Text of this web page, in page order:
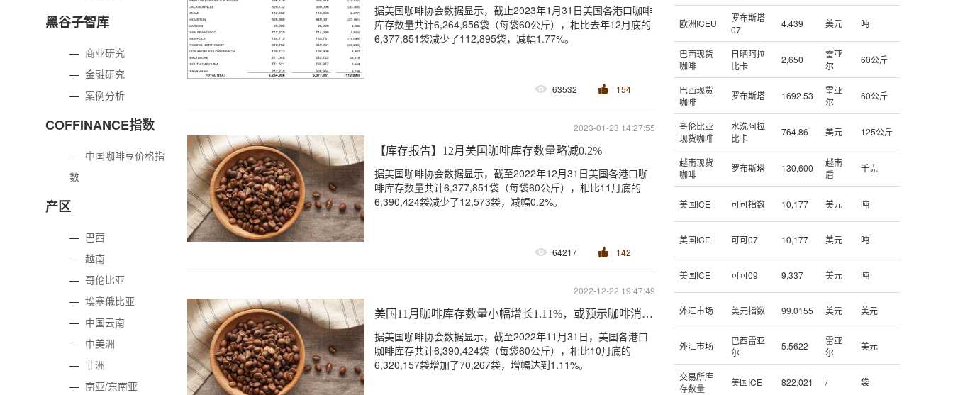
黑谷子智库
— 商业研究
—金融研究
—案例分析
COFFINANCE指数
— 中国咖啡豆价格指
数
产区
— 巴西
—越南
—哥伦比亚
—埃塞俄比亚
— 中国云南
— 中美洲
—非洲
—南亚/东南亚
据美国咖啡协会数据显示，截止2023年1月31日美国各港口咖啡
库存数量共计6,264,956袋（每袋60公斤），相比去年12月底的
6,377,851袋减少了112,895袋，减幅1.77%。
63532 154
2023-01-23 14:27:55
【库存报告】12月美国咖啡库存数量略减0.2%
据美国咖啡协会数据显示，截至2022年12月31日美国各港口咖
啡库存数量共计6,377,851袋（每袋60公斤），相比11月底的
6,390,424袋减少了12,573袋，减幅0.2%。
64217 142
2022-12-22 19:47:49
美国11月咖啡库存数量小幅增长1.11%，或预示咖啡消费需求出现疲软
据美国咖啡协会数据显示，截至2022年11月31日，美国各港口
咖啡库存共计6,390,424袋（每袋60公斤），相比10月底的
6,320,157袋增加了70,267袋，增幅达到1.11%。
欧洲ICEU
罗布斯塔
07
4,439 美元 吨
巴西现货
咖啡
日晒阿拉
比卡
2,650
雷亚
尔
60公斤
巴西现货
咖啡
罗布斯塔 1692.53
雷亚
尔
60公斤
哥伦比亚
现货咖啡
水洗阿拉
比卡
764.86 美元 125公斤
越南现货
咖啡
罗布斯塔 130,600
越南
盾
千克
美国ICE 可可指数 10,177 美元 吨
美国ICE 可可07 10,177 美元 吨
美国ICE 可可09 9,337 美元 吨
外汇市场 美元指数 99.0155 美元 美元
外汇市场
巴西雷亚
尔
5.5622
雷亚
尔
美元
交易所库
存数量
美国ICE 822,021 / 袋